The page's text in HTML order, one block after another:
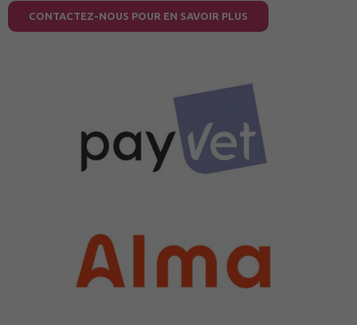
CONTACTEZ-NOUS POUR EN SAVOIR PLUS